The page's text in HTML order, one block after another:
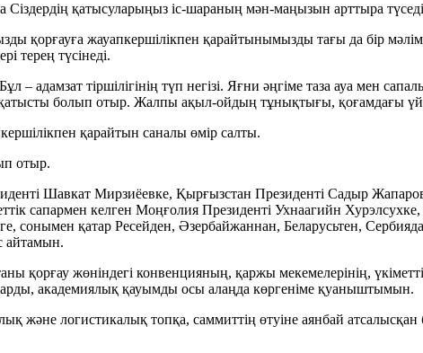
қатысуларыңыз іс-шараның мән-маңызын арттыра
қорғауға жауапкершілікпен қарайтынымызды тағы да бір
терең түсінеді.
– адамзат тіршілігінің түп негізі. Яғни әңгіме таза ауа мен
болып отыр. Жалпы ақыл-ойдың тұнықтығы, қоғамдағы
қарайтын саналы өмір салты.
отыр.
Шавкат Мирзиёевке, Қырғызстан Президенті Садыр
сапармен келген Моңғолия Президенті Ухнаагийн
сонымен қатар Ресейден, Әзербайжаннан, Беларусьтен,
айтамын.
қорғау жөніндегі конвенцияның, қаржы мекемелерінің,
академиялық қауымды осы алаңда көргеніме қуаныштымын.
және логистикалық топқа, саммиттің өтуіне аянбай